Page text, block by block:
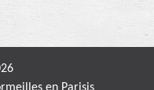
en Parisis